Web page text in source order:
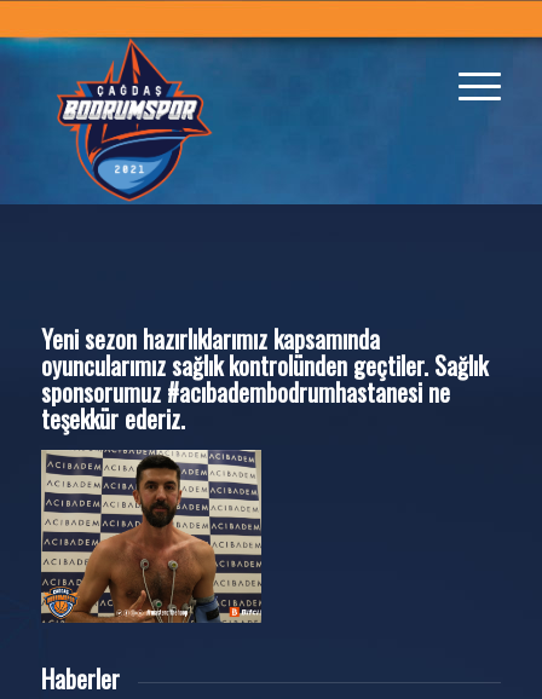
Yeni sezon hazırlıklarımız kapsamında
oyuncularımız sağlık kontrolünden geçtiler. Sağlık
sponsorumuz #acıbadembodrumhastanesi ne
teşekkür ederiz.
Haberler